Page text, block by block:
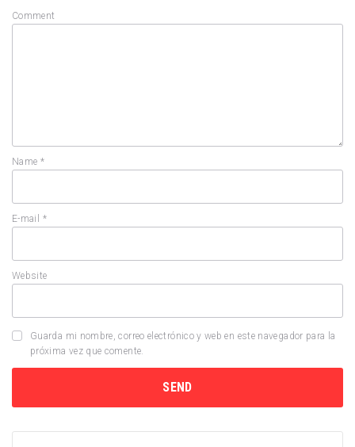
Comment
Name *
E-mail *
Website
Guarda mi nombre, correo electrónico y web en este navegador para la
próxima vez que comente.